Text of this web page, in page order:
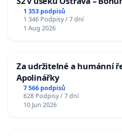
u Jablunkova
1 353 podpisů
1 346 Podpisy / 7 dní
1 Aug 2026
Za udržitelné a humánní
Apolinářky
7 566 podpisů
628 Podpisy / 7 dní
10 Jun 2026